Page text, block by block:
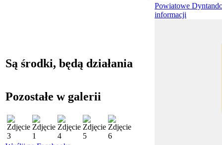
Są środki, będą działania
Pozostałe w galerii
Powiatowe
informacji